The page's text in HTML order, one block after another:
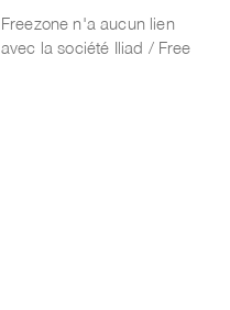
Freezone n'a aucun lien
avec la société Iliad / Free